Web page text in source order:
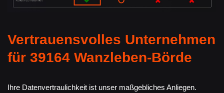
Vertrauensvolles Unternehmen
für 39164 Wanzleben-Börde
Ihre Datenvertraulichkeit ist unser maßgebliches Anliegen.